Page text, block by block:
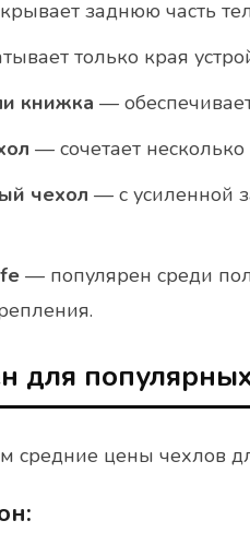
заднюю часть
только края
книжка —
— сочетает
чехол — с усиленной
— популярен среди
для
средние цены чехлов